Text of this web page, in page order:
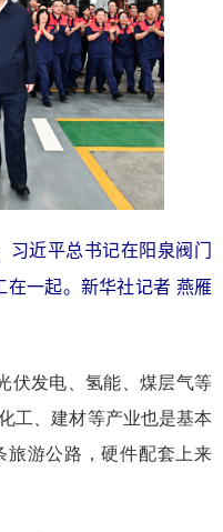
习近平总书记在阳泉阀门
在一起。新华社记者 燕雁
发电、氢能、煤层气等
工、建材等产业也是基本
旅游公路，硬件配套上来